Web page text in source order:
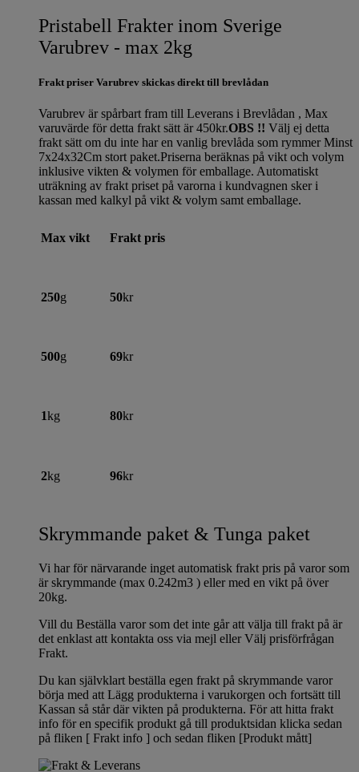
Pristabell Frakter inom Sverige
Varubrev - max 2kg
Frakt priser Varubrev skickas direkt till brevlådan
Varubrev är spårbart fram till Leverans i Brevlådan , Max
varuvärde för detta frakt sätt är 450kr.OBS !! Välj ej detta
frakt sätt om du inte har en vanlig brevlåda som rymmer Minst
7x24x32Cm stort paket.Priserna beräknas på vikt och volym
inklusive vikten & volymen för emballage. Automatiskt
uträkning av frakt priset på varorna i kundvagnen sker i
kassan med kalkyl på vikt & volym samt emballage.
Max vikt Frakt pris
250g 50kr
500g 69kr
1kg 80kr
2kg 96kr
Skrymmande paket & Tunga paket
Vi har för närvarande inget automatisk frakt pris på varor som
är skrymmande (max 0.242m3 ) eller med en vikt på över
20kg.
Vill du Beställa varor som det inte går att välja till frakt på är
det enklast att kontakta oss via mejl eller Välj prisförfrågan
Frakt.
Du kan självklart beställa egen frakt på skrymmande varor
börja med att Lägg produkterna i varukorgen och fortsätt till
Kassan så står där vikten på produkterna. För att hitta frakt
info för en specifik produkt gå till produktsidan klicka sedan
på fliken [ Frakt info ] och sedan fliken [Produkt mått]